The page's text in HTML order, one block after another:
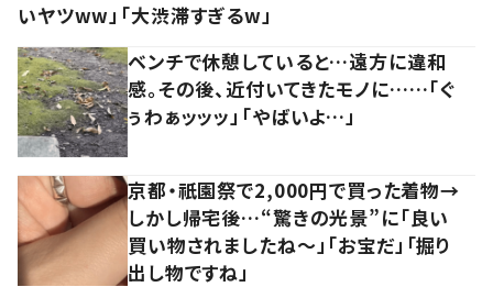
いヤツww」「大渋滞すぎるw」
ベンチで休憩していると…遠方に違和
感。その後、近付いてきたモノに……「ぐ
ぅわぁッッッ」「やばいよ…」
京都・祇園祭で2,000円で買った着物→
しかし帰宅後…“驚きの光景”に「良い
買い物されましたね～」「お宝だ」「掘り
出し物ですね」